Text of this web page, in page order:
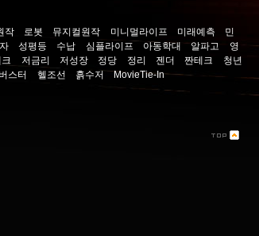
작 로봇 뮤지컬원작 미니멀라이프 미래예측
민
성평등 수납 심플라이프 아동학대 알파고
영
저금리 저성장 정당 정리 젠더 짠테크
청년
스터 헬조선 흙수저 MovieTie-In